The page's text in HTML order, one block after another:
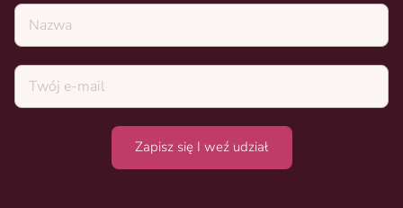
Nazwa
Zapisz się I weź udział